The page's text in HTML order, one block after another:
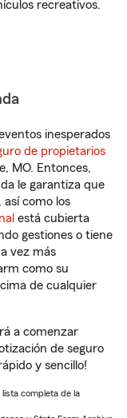
recreativos.
inesperados
de propietarios
MO. Entonces,
le garantiza que
como los
está cubierta
gestiones o tiene
vez más
como su
de cualquier
a comenzar
de seguro
y sencillo!
completa de la